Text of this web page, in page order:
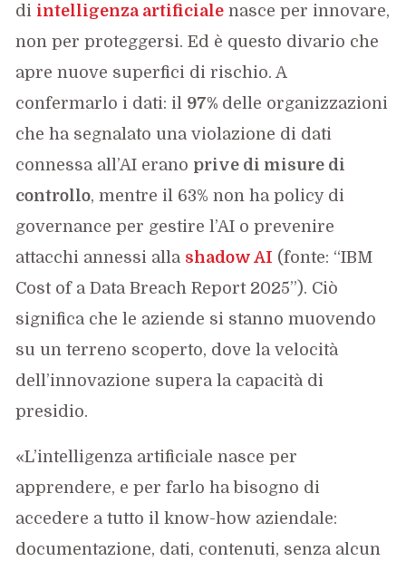
di intelligenza artificiale nasce per innovare,
non per proteggersi. Ed è questo divario che
apre nuove superfici di rischio. A
confermarlo i dati: il 97% delle organizzazioni
che ha segnalato una violazione di dati
connessa all’AI erano prive di misure di
controllo, mentre il 63% non ha policy di
governance per gestire l’AI o prevenire
attacchi annessi alla shadow AI (fonte: “IBM
Cost of a Data Breach Report 2025”). Ciò
significa che le aziende si stanno muovendo
su un terreno scoperto, dove la velocità
dell’innovazione supera la capacità di
presidio.
«L’intelligenza artificiale nasce per
apprendere, e per farlo ha bisogno di
accedere a tutto il know-how aziendale:
documentazione, dati, contenuti, senza alcun